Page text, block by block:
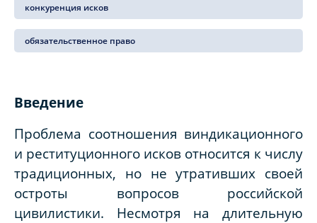
конкуренция исков
обязательственное право
Введение
Проблема соотношения виндикационного
и реституционного исков относится к числу
традиционных, но не утративших своей
остроты вопросов российской
цивилистики. Несмотря на длительную